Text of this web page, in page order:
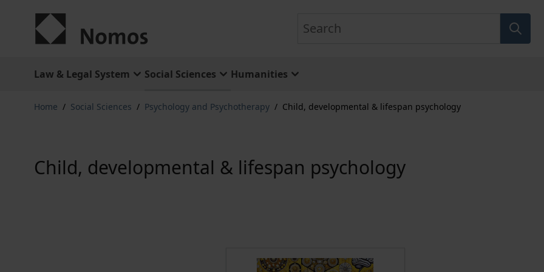
Law & Legal System Social Sciences Humanities
Home / Social Sciences / Psychology and Psychotherapy / Child, developmental & lifespan psychology
Child, developmental & lifespan psychology